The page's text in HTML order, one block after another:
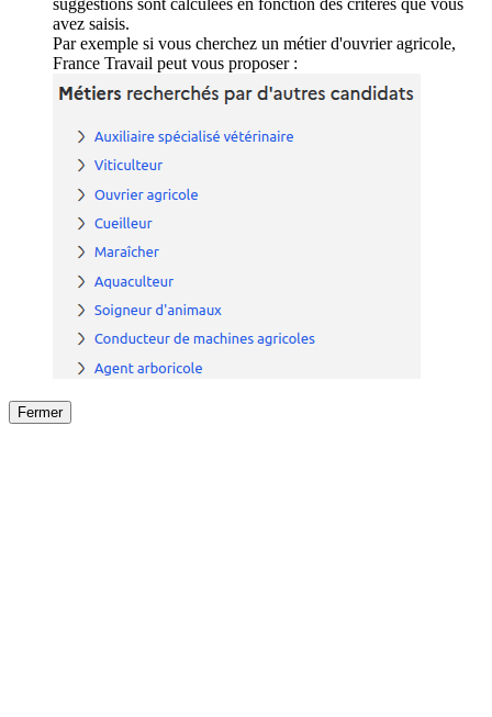
avez saisis.
Par exemple si vous cherchez un métier d'ouvrier agricole,
France Travail peut vous proposer :
Fermer